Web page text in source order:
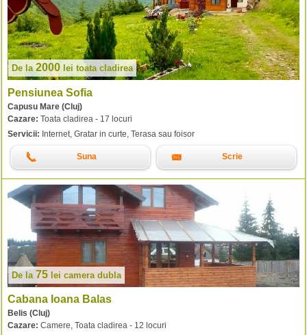
De la 2000 lei toata cladirea
Pensiunea Sofia
Capusu Mare (Cluj)
Cazare: Toata cladirea - 17 locuri
Servicii: Internet, Gratar in curte, Terasa sau foisor
Suna Scrie
De la 75 lei camera dubla
Cabana Ioana Balas
Belis (Cluj)
Cazare: Camere, Toata cladirea - 12 locuri